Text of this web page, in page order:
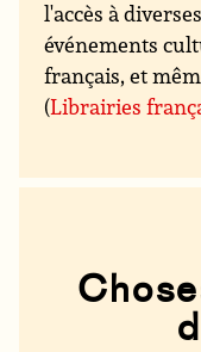
l'accès à
événements
français, et
(Librairies